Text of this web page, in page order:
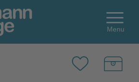
Menu